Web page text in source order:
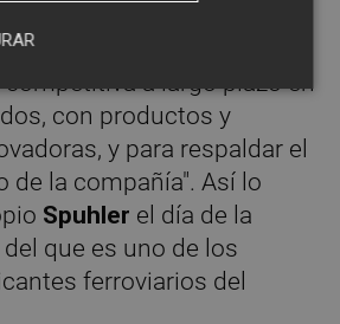
trayectoria de
ayuda a mejorar todavía
a largo plazo en
con productos y
y para respaldar el
de la compañía". Así lo
Spuhler el día de la
que es uno de los
ferroviarios del